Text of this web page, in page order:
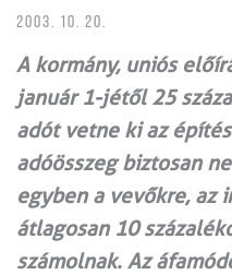
2003. 10. 20.
A kormány, uniós
január 1-jétől 25
adót vetne ki az
adóösszeg biztosan
egyben a vevőkre, az
átlagosan 10
számolnak. Az